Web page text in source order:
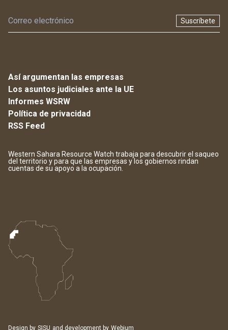
Suscríbete
Así argumentan las empresas
Los asuntos judiciales ante la UE
Informes WSRW
Política de privacidad
RSS Feed
Western Sahara Resource Watch trabaja para descubrir el saqueo
del territorio y para que las empresas y los gobiernos rindan
cuentas de su apoyo a la ocupación.
Design by SISU and development by Webium